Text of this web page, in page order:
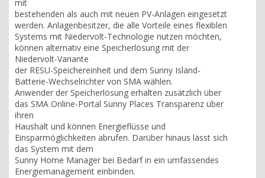
mit
bestehenden als auch mit neuen PV-Anlagen eingesetzt
werden. Anlagenbesitzer, die alle Vorteile eines flexiblen
Systems mit Niedervolt-Technologie nutzen möchten,
können alternativ eine Speicherlösung mit der
Niedervolt-Variante
der RESU-Speichereinheit und dem Sunny Island-
Batterie-Wechselrichter von SMA wählen.
Anwender der Speicherlösung erhalten zusätzlich über
das SMA Online-Portal Sunny Places Transparenz über
ihren
Haushalt und können Energieflüsse und
Einsparmöglichkeiten abrufen. Darüber hinaus lässt sich
das System mit dem
Sunny Home Manager bei Bedarf in ein umfassendes
Energiemanagement einbinden.